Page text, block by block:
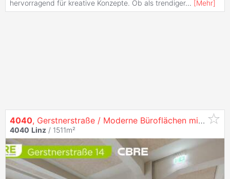
hervorragend für kreative Konzepte. Ob als trendiger... [Mehr]
4040, Gerstnerstraße / Moderne Büroflächen mit Einzigartigem Flair auf 3 Ebenen in
4040 Linz / 1511m²